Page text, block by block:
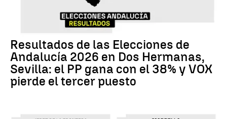
Resultados de las Elecciones de
Andalucía 2026 en Dos Hermanas,
Sevilla: el PP gana con el 38% y VOX
pierde el tercer puesto